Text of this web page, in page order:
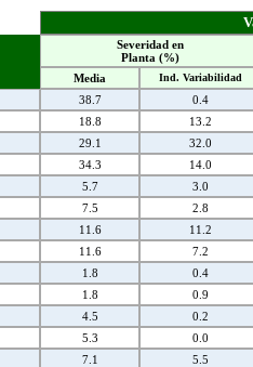
Severidad en
Planta (%)
Media
Ind. Variabilidad
38.7
0.4
18.8
13.2
29.1
32.0
34.3
14.0
5.7
3.0
7.5
2.8
11.6
11.2
11.6
7.2
1.8
0.4
1.8
0.9
4.5
0.2
5.3
0.0
7.1
5.5